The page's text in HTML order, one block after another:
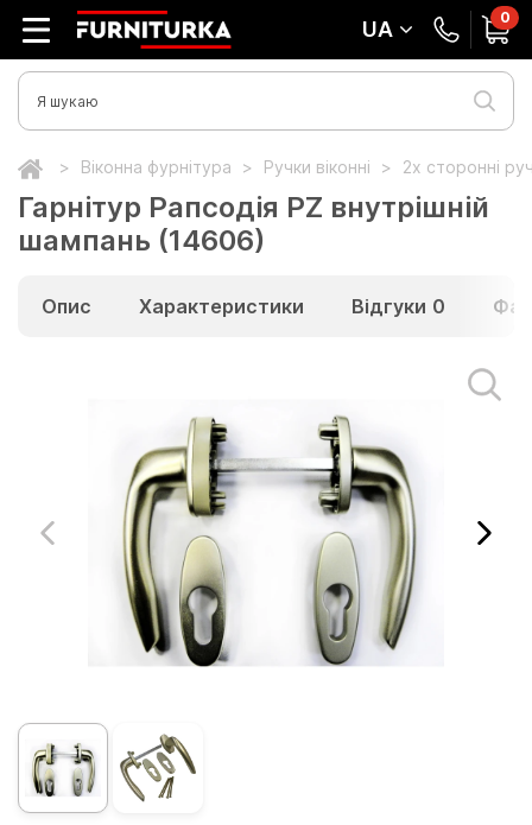
UA 0
Віконна фурнітура Ручки віконні 2х сторонні
Гарнітур Рапсодія PZ внутрішній
шампань (14606)
Опис Характеристики Відгуки 0